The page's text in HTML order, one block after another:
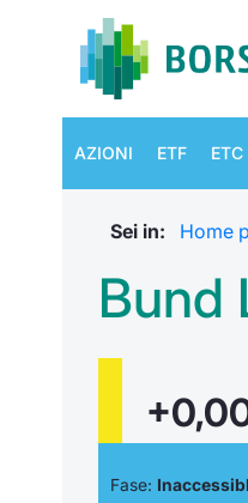
AZIONI ETF ETC
Sei in: Home
Bund
Fase: